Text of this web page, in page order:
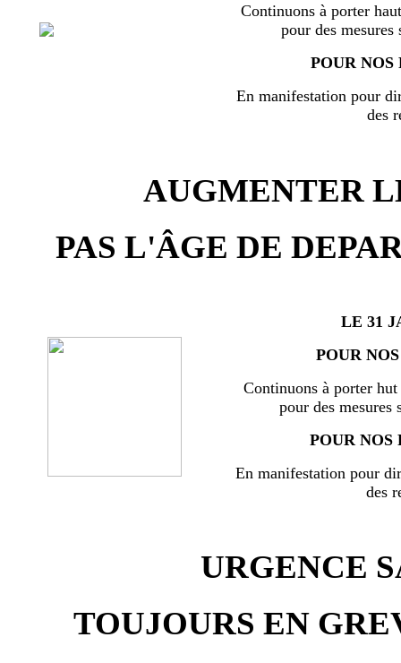
Continuons à porter
pour des
POUR
En manifestation pour
des
AUGMENTER
PAS L'ÂGE DE
LE 31
POUR
Continuons à porter
pour des mesures
POUR NOS
En manifestation pour
des
URGENCE
TOUJOURS EN